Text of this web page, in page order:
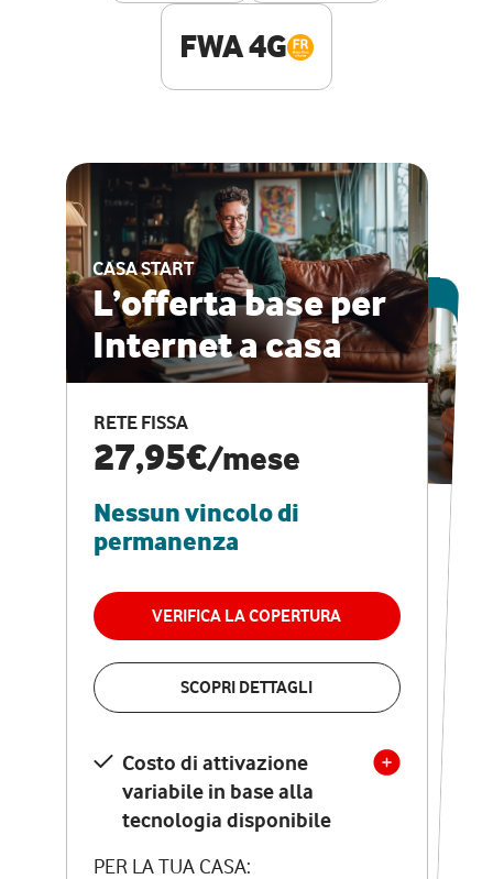
FWA 4G
CASA START
L’offerta base per
Internet a casa
RETE FISSA
27,95€/mese
Nessun vincolo di
permanenza
VERIFICA LA COPERTURA
SCOPRI DETTAGLI
Costo di attivazione
variabile in base alla
tecnologia disponibile
PER LA TUA CASA:
ESCLUSIVA ONLINE
CASA PRO
Internet veloce e
vantaggi speciali
RETE FISSA + VODAFONE CLUB
29,95€
permanenza
VERIFICA LA COPERTURA
Costo di attivazione
variabile in base alla
tecnologia disponibile
PER LA TUA CASA: